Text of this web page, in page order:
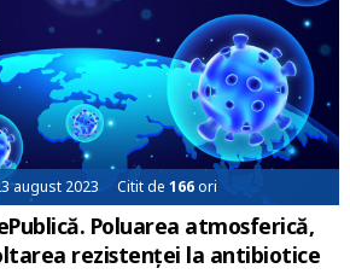
august 2023 Citit de166ori
Poluarea atmosferică,
rezistenței la antibiotice